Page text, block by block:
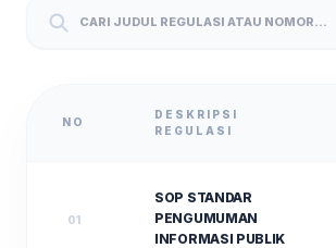
NO
DESKRIPSI
REGULASI
01
SOP STANDAR
PENGUMUMAN
INFORMASI PUBLIK